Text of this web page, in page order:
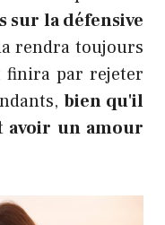
sur la défensive
rendra toujours
finira par rejeter
bien qu'il
avoir un amour